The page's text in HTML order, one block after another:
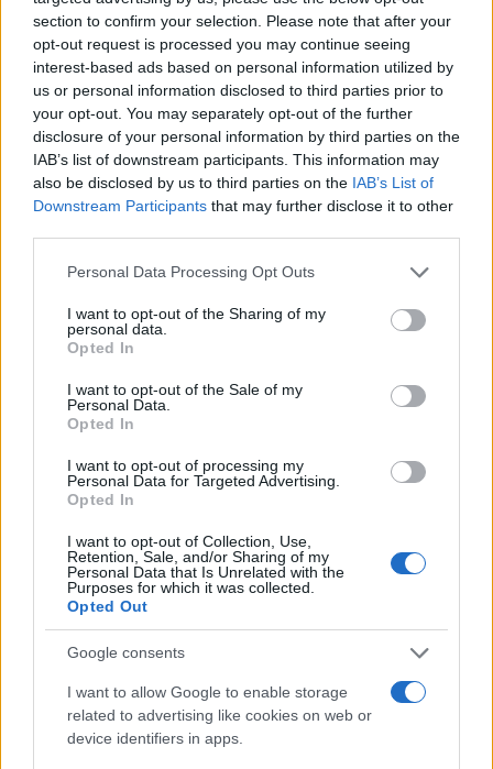
section to confirm your selection. Please note that after your
opt-out request is processed you may continue seeing
interest-based ads based on personal information utilized by
us or personal information disclosed to third parties prior to
your opt-out. You may separately opt-out of the further
disclosure of your personal information by third parties on the
IAB’s list of downstream participants. This information may
also be disclosed by us to third parties on the IAB’s List of
Downstream Participants that may further disclose it to other
Please note that this website/app uses one or more Google
not limited to your visit or usage behaviour. You may click to
grant or deny consent to Google and its third-party tags to
use your data for below specified purposes in below Google
consent section.
Personal Data Processing Opt Outs
I want to opt-out of the Sharing of my
personal data.
Opted In
I want to opt-out of the Sale of my
Personal Data.
Opted In
I want to opt-out of processing my
Personal Data for Targeted Advertising.
Opted In
I want to opt-out of Collection, Use,
Retention, Sale, and/or Sharing of my
Personal Data that Is Unrelated with the
Purposes for which it was collected.
Opted Out
Google consents
I want to allow Google to enable storage
related to advertising like cookies on web or
device identifiers in apps.
ZDA. Ni naključje, da tudi za tem uspehom stoji
podjetniška družina z ekipo izjemnih sodelavcev. V
letu, ko obeležujemo tudi 30. obletnico Slovenije, smo
lahko še posebej ponosni na takšna slovenska
družinska podjetja, mnogo njihovih začetkov sega prav
v tista leta, danes pa ostajajo hrbtenica slovenskega
gospodarstva,«praviMojca Emeršič,vodja družinskega
podjetništva pri EY Slovenija, kjer so letos šestič
zapored podelili nagrado odličnosti slovenskemu
družinskemu podjetju. Lani so nagradili podjetje Lotrič
Meroslovje, pred tem pa Vivapen, Lumar IG, KLS Ljubno
in Roto.
S to nagrado se slovenska podjetja postavljajo ob bok
Award of Excellence) nagrajenim družinskim podjetjem.
Kateri so vsi letošnji nagrajenci na globalni ravni, si
lahko preberete natej povezavi.
O EY družinskem podjetništvu
V EY Slovenija se že vrsto let aktivno ukvarjajo z